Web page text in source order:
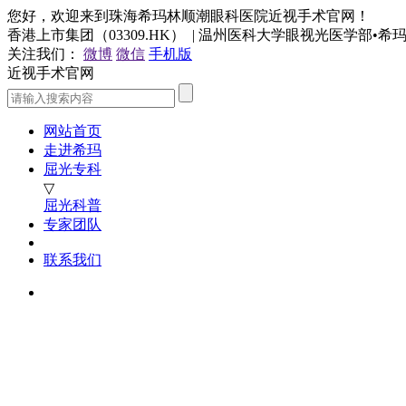
您好，欢迎来到珠海希玛林顺潮眼科医院近视手术官网！
香港上市集团（03309.HK） | 温州医科大学眼视光医学部•希
关注我们：
微博 微信 手机版
近视手术官网
网站首页
走进希玛
屈光专科
▽
屈光科普
专家团队
联系我们